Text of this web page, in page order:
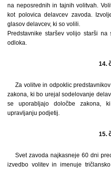
na neposrednih in tajnih volitvah.
kot polovica delavcev zavoda.
glasov delavcev, ki so volili.
Predstavnike staršev volijo starši
odloka.
14.
Za volitve in odpoklic
zakona, ki bo urejal sodelovanje
se uporabljajo določbe zakona,
upravljanju podjetij.
15.
Svet zavoda najkasneje 60 dni
izvedbo volitev in imenuje